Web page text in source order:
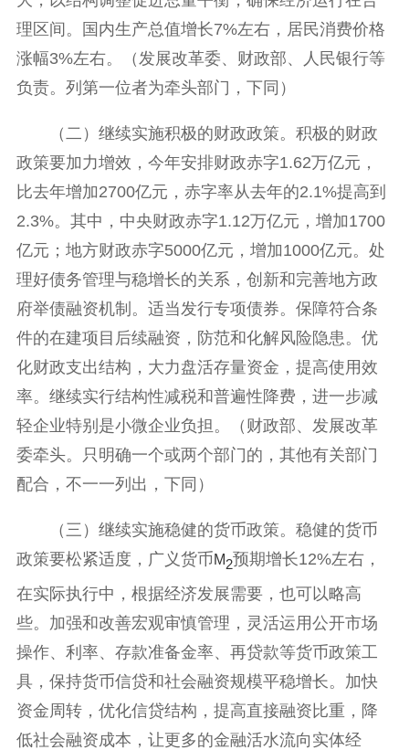
理区间。国内生产总值增长7%左右，居民消费价格
涨幅3%左右。（发展改革委、财政部、人民银行等
负责。列第一位者为牵头部门，下同）
（二）继续实施积极的财政政策。积极的财政
政策要加力增效，今年安排财政赤字1.62万亿元，
比去年增加2700亿元，赤字率从去年的2.1%提高到
2.3%。其中，中央财政赤字1.12万亿元，增加1700
亿元；地方财政赤字5000亿元，增加1000亿元。处
理好债务管理与稳增长的关系，创新和完善地方政
府举债融资机制。适当发行专项债券。保障符合条
件的在建项目后续融资，防范和化解风险隐患。优
化财政支出结构，大力盘活存量资金，提高使用效
率。继续实行结构性减税和普遍性降费，进一步减
轻企业特别是小微企业负担。（财政部、发展改革
委牵头。只明确一个或两个部门的，其他有关部门
配合，不一一列出，下同）
（三）继续实施稳健的货币政策。稳健的货币
政策要松紧适度，广义货币 M2预期增长12%左右，
在实际执行中，根据经济发展需要，也可以略高
些。加强和改善宏观审慎管理，灵活运用公开市场
操作、利率、存款准备金率、再贷款等货币政策工
具，保持货币信贷和社会融资规模平稳增长。加快
资金周转，优化信贷结构，提高直接融资比重，降
低社会融资成本，让更多的金融活水流向实体经